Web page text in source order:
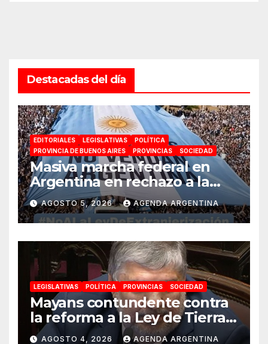
Destacadas del día
EDITORIALES LEGISLATIVAS
POLÍTICA
PROVINCIA DE BUENOS AIRES
PROVINCIAS SOCIEDAD
Masiva marcha federal en
Argentina en rechazo a la
reforma de la Ley de Tierras
impulsada por Milei: «La
soberanía no se negocia»
AGOSTO 5, 2026 AGENDA ARGENTINA
LEGISLATIVAS POLÍTICA PROVINCIAS SOCIEDAD
Mayans contundente contra
la reforma a la Ley de Tierras:
«Esta ley vende el país»
AGOSTO 4, 2026 AGENDA ARGENTINA